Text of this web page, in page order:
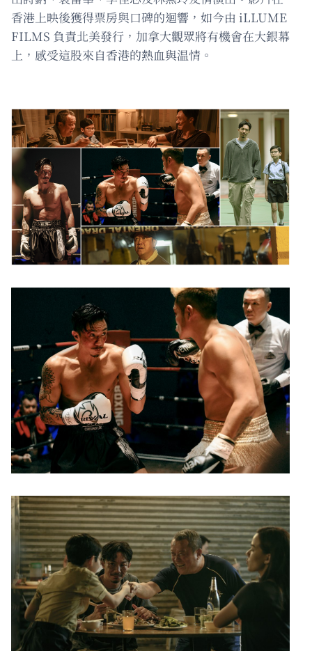
香港上映後獲得票房與口碑的迴響，如今由 iLLUME
FILMS 負責北美發行，加拿大觀眾將有機會在大銀幕
上，感受這股來自香港的熱血與温情。